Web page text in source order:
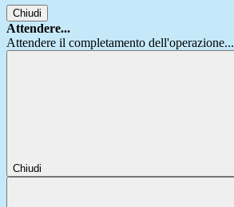
Chiudi
Attendere...
Attendere il completamento dell'operazione...
Chiudi